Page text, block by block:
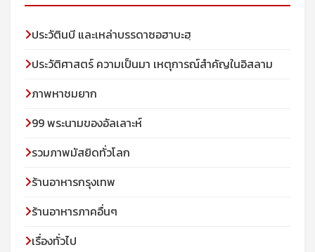
ประวัตินบี และเหล่าบรรดาซอฮาบะฮฺ
ประวัติศาสตร์ ความเป็นมา เหตุการณ์สำคัญในอิสลาม
ภาพหาชมยาก
99 พระนามของอัลเลาะห์
รวมภาพมัสยิดทั่วโลก
ร้านอาหารกรุงเทพ
ร้านอาหารภาคอื่นๆ
เรื่องทั่วไป